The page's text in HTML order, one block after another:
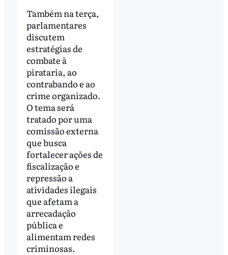
Também na terça,
parlamentares
discutem
estratégias de
combate à
pirataria, ao
contrabando e ao
crime organizado.
O tema será
tratado por uma
comissão externa
que busca
fortalecer ações de
fiscalização e
repressão a
atividades ilegais
que afetam a
arrecadação
pública e
alimentam redes
criminosas.